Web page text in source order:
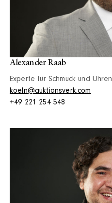
Alexander Raab
Experte für Schmuck und Uhren
koeln@auktionsverk.com
+49 221 254 548